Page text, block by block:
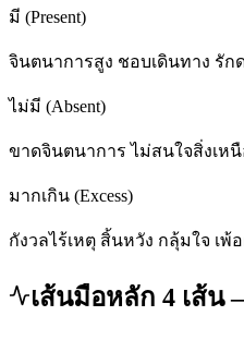
มี (Present)
จินตนาการสูง ชอบเดินทาง รั
ไม่มี (Absent)
ขาดจินตนาการ ไม่สนใจสิ่งเห
มากเกิน (Excess)
กังวลไร้เหตุ สิ้นหวัง กลุ้มใจ เ
เส้นมือหลัก 4 เส้น